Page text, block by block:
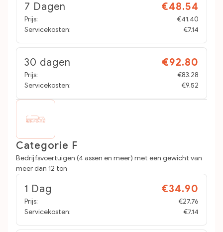
7 Dagen €48.54
Prijs:
€41.40
Servicekosten:
€7.14
30 dagen €92.80
Prijs:
€83.28
Servicekosten:
€9.52
Categorie F
Bedrijfsvoertuigen (4 assen en meer) met een gewicht van
meer dan 12 ton
1 Dag €34.90
Prijs:
€27.76
Servicekosten:
€7.14